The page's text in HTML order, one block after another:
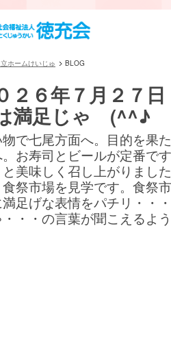
ホームけいじゅ BLOG
２６年７月２７日
満足じゃ (^^♪
物で七尾方面へ。目的を果
。お寿司とビールが定番で
と美味しく召し上がりまし
祭市場を見学です。食祭
満足げな表情をパチリ・・
・・・の言葉が聞こえる